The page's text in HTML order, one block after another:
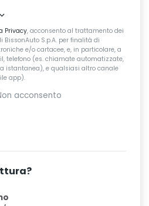
Privacy, acconsento al trattamento dei
S.p.A. per finalità di
e/o cartacee, e, in particolare, a
telefono (es. chiamate automatizzate,
istantanea), e qualsiasi altro canale
app).
acconsento